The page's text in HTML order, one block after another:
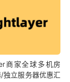
商家全球多机房
独立服务器优惠汇